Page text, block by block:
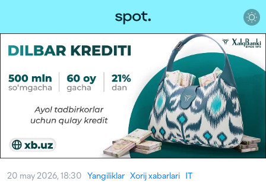
20 may 2026, 18:30 Yangiliklar Xorij xabarlari IT